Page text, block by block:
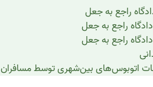
راجع به جعل
راجع به جعل
راجع به جعل
اتوبوس‌های بین‌شهری توسط مسافران